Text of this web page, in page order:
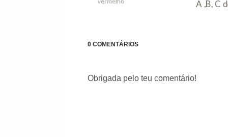
Nars
0 COMENTÁRIOS
Obrigada pelo teu comentário!